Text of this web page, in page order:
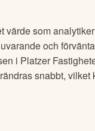
värde som
och
i Platzer
snabbt, vilket